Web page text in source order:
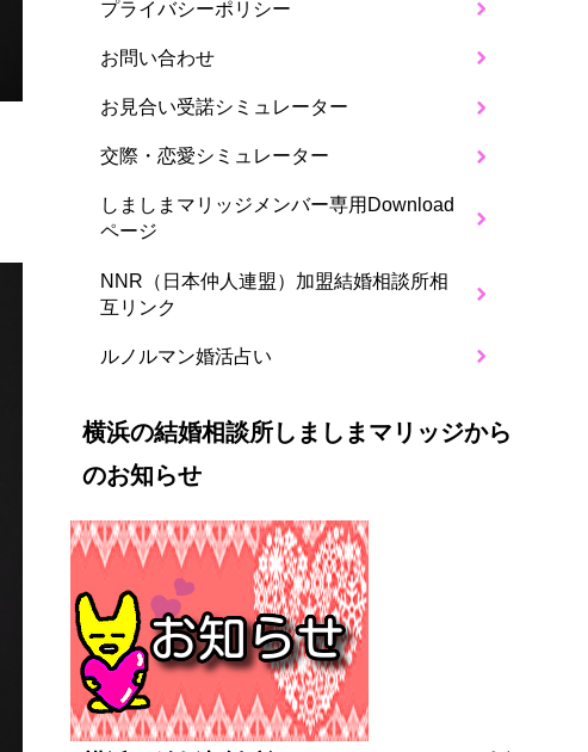
プライバシーポリシー
お問い合わせ
お見合い受諾シミュレーター
交際・恋愛シミュレーター
しましまマリッジメンバー専用Download
ページ
NNR（日本仲人連盟）加盟結婚相談所相
互リンク
ルノルマン婚活占い
横浜の結婚相談所しましまマリッジから
のお知らせ